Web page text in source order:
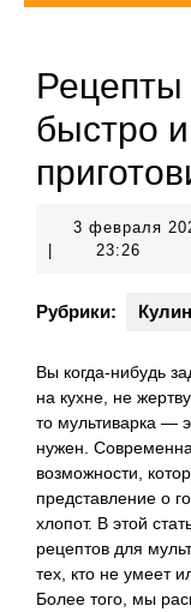
Рецепты
быстро
3 февраля
23:26
Рубрики:
Вы когда-нибудь
на кухне, не
то мультиварка —
нужен.
возможности,
представление о
хлопот. В этой
рецептов для
тех, кто не умеет
Более того, мы